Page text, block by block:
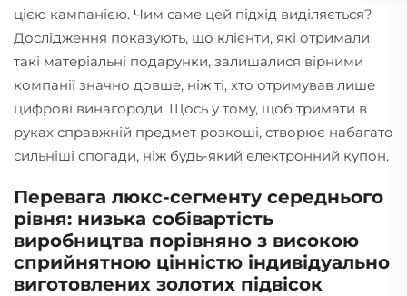
цією кампанією. Чим саме цей підхід виділяється?
Дослідження показують, що клієнти, які отримали
такі матеріальні подарунки, залишалися вірними
компанії значно довше, ніж ті, хто отримував лише
цифрові винагороди. Щось у тому, щоб тримати в
руках справжній предмет розкоші, створює набагато
сильніші спогади, ніж будь-який електронний купон.
Перевага люкс-сегменту середнього
рівня: низька собівартість
виробництва порівняно з високою
сприйнятною цінністю індивідуально
виготовлених золотих підвісок